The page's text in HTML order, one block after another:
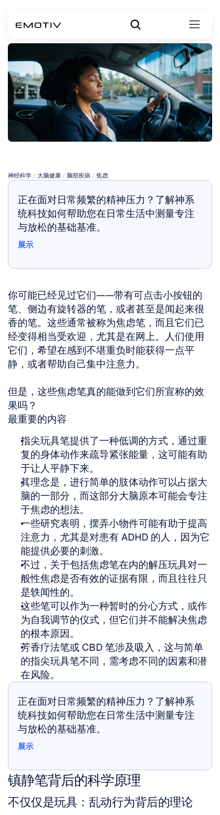
神经科学 / 大脑健康 / 脑部疾病 / 焦虑
正在面对日常频繁的精神压力？了解神系
统科技如何帮助您在日常生活中测量专注
与放松的基础基准。
展示
你可能已经见过它们——带有可点击小按钮的
笔、侧边有旋转器的笔，或者甚至是闻起来很
香的笔。这些通常被称为焦虑笔，而且它们已
经变得相当受欢迎，尤其是在网上。人们使用
它们，希望在感到不堪重负时能获得一点平
静，或者帮助自己集中注意力。
但是，这些焦虑笔真的能做到它们所宣称的效
果吗？
最重要的内容
指尖玩具笔提供了一种低调的方式，通过重
复的身体动作来疏导紧张能量，这可能有助
于让人平静下来。
其理念是，进行简单的肢体动作可以占据大
脑的一部分，而这部分大脑原本可能会专注
于焦虑的想法。
一些研究表明，摆弄小物件可能有助于提高
注意力，尤其是对患有 ADHD 的人，因为它
能提供必要的刺激。
不过，关于包括焦虑笔在内的解压玩具对一
般性焦虑是否有效的证据有限，而且往往只
是轶闻性的。
这些笔可以作为一种暂时的分心方式，或作
为自我调节的仪式，但它们并不能解决焦虑
的根本原因。
芳香疗法笔或 CBD 笔涉及吸入，这与简单
的指尖玩具笔不同，需考虑不同的因素和潜
在风险。
正在面对日常频繁的精神压力？了解神系
统科技如何帮助您在日常生活中测量专注
与放松的基础基准。
展示
镇静笔背后的科学原理
不仅仅是玩具：乱动行为背后的理论